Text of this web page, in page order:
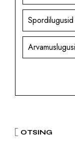
Spordilugusid
OTSING